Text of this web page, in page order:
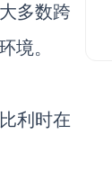
多数跨
境。
利时在